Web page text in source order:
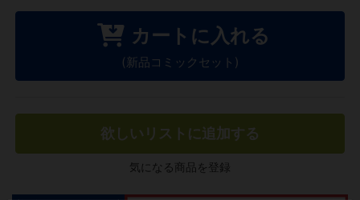
カートに入れる
(新品コミックセット)
欲しいリストに追加する
気になる商品を登録